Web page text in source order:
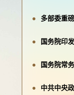
多部委重
国务院印
国务院常
中共中央